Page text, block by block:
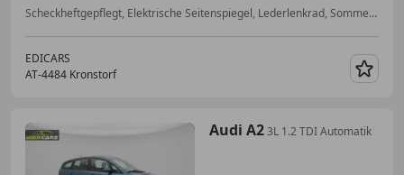
Scheckheftgepflegt, Elektrische Seitenspiegel, Lederlenkrad, Sommerreifen, Isofix, Alufelgen, Servolenkung, Klimaautomatik
EDICARS
AT-4484 Kronstorf
Audi A23L 1.2 TDI Automatik